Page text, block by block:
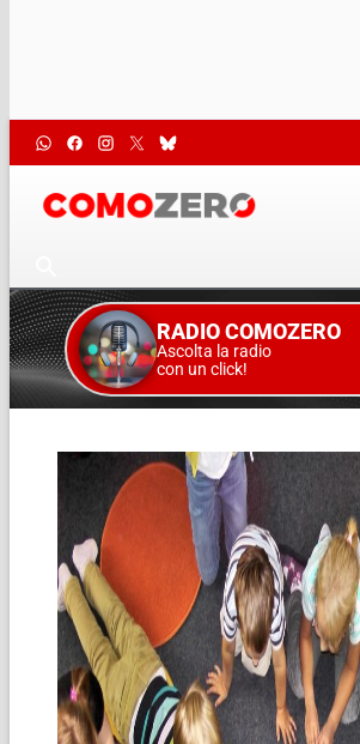
RADIO COMOZERO
Ascolta la radio
con un click!